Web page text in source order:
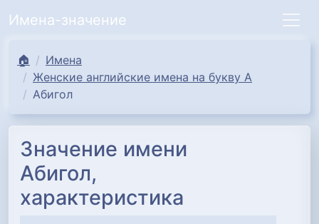
Имена-значение
🏠
Имена
Женские английские имена на букву А
Абигол
Значение имени
Абигол,
характеристика